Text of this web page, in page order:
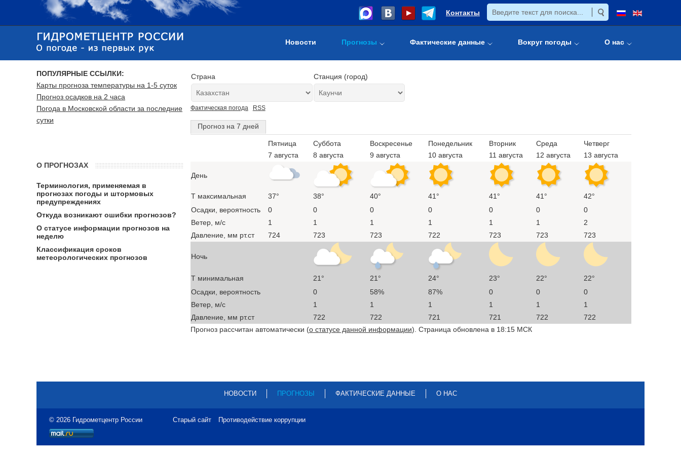
Контакты
Новости Прогнозы Фактические данные Вокруг погоды О нас
Страна Станция (город)
Фактическая погода RSS
Прогноз на 7 дней
Пятница
7 августа
Суббота
8 августа
Воскресенье
9 августа
Понедельник
10 августа
Вторник
11 августа
Среда
12 августа
Четверг
13 августа
День
T максимальная 37° 38° 40° 41° 41° 41°
42°
Осадки, вероятность
0 0 0 0 0 0
0
Ветер, м/с
1 1 1 1 1 1
2
Давление, мм рт.ст
724 723 723 722 723 723 723
Ночь
T минимальная 21° 21° 24° 23° 22°
22°
Осадки, вероятность
0 58% 87% 0 0
0
Ветер, м/с
1 1 1 1 1
1
Давление, мм рт.ст
722 722 721 721 722
722
Прогноз рассчитан автоматически (о статусе данной информации). Страница обновлена в 18:15 МСК
ПОПУЛЯРНЫЕ ССЫЛКИ:
Карты прогноза температуры на 1-5 суток
Прогноз осадков на 2 часа
Погода в Московской области за последние
сутки
О ПРОГНОЗАХ
Терминология, применяемая в
прогнозах погоды и штормовых
предупреждениях
Откуда возникают ошибки прогнозов?
О статусе информации прогнозов на
неделю
Классификация сроков
метеорологических прогнозов
НОВОСТИ ПРОГНОЗЫ ФАКТИЧЕСКИЕ ДАННЫЕ О НАС
© 2026 Гидрометцентр России Старый сайт Противодействие коррупции